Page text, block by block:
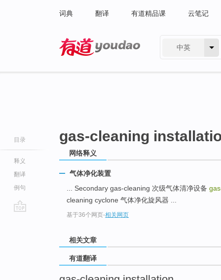
词典 翻译 有道精品课 云笔记
中英
目录
释义
翻译
例句
gas-cleaning
网络释义
气体净化装置
... Secondary gas-cleaning 次级气体清净设备
cleaning cyclone 气体净化旋风器 ...
基于36个网页-相关网页
相关文章
有道翻译